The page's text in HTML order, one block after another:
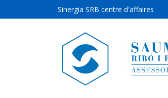
Sinergia SRB centre d'affaires